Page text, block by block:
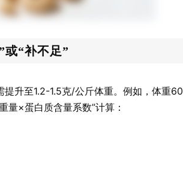
或“补不足”
升至1.2-1.5克/公斤体重。例如，体重60
量×蛋白质含量系数”计算：